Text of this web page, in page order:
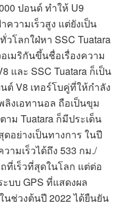
ปอนด์ ทำให้ U9
ความเร็วสูง แต่ยังเป็น
โลกใฝ่หา SSC Tuatara
เมริกันขึ้นชื่อเรื่องความ
และ SSC Tuatara ก็เป็น
ต์ V8 เทอร์โบคู่ที่ให้กำลัง
ลิงเอทานอล ถือเป็นขุม
าม Tuatara ก็มีประเด็น
ดอย่างเป็นทางการ ในปี
ามเร็วได้ถึง 533 กม./
ที่เร็วที่สุดในโลก แต่ต่อ
บบ GPS ที่แสดงผล
นช่วงต้นปี 2022 ได้ยืนยัน